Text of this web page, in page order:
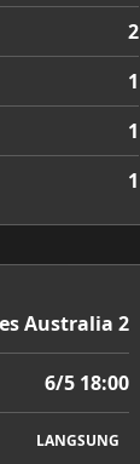
2
1
1
1
Australia 2
6/5 18:00
LANGSUNG